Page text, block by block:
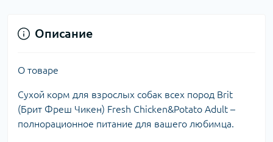
Описание
О товаре
Сухой корм для взрослых собак всех пород Brit
(Брит Фреш Чикен) Fresh Chicken&Potato Adult –
полнорационное питание для вашего любимца.